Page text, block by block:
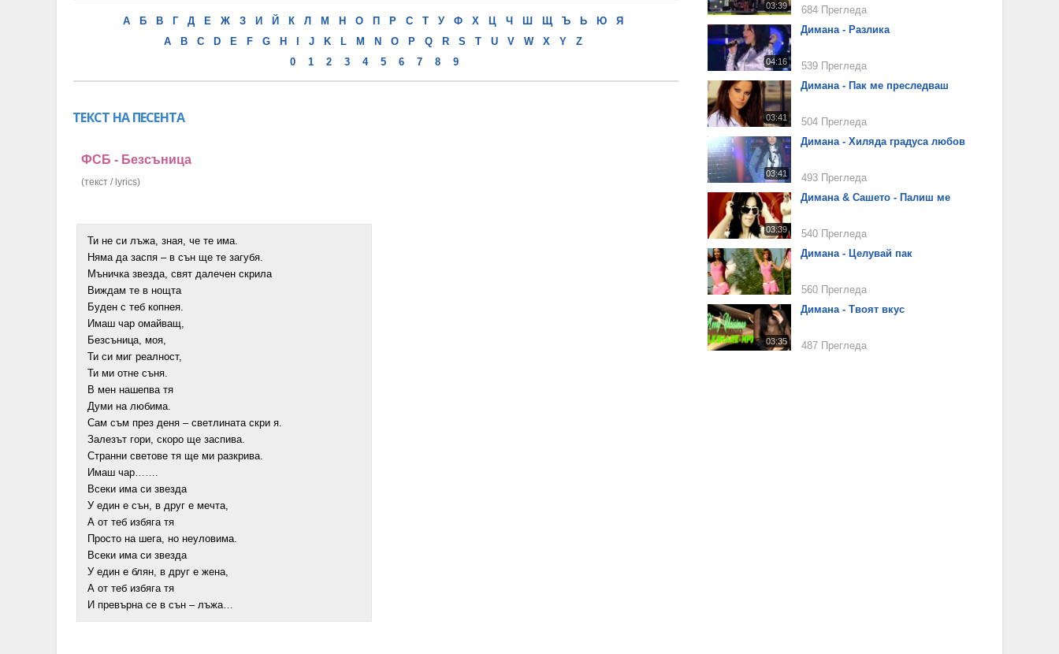
А Б В Г Д Е Ж З И Й К Л М Н О П Р С Т У Ф Х Ц Ч Ш Щ Ъ Ь Ю
Я
A
B C D E F G H J K L M N O P Q R S T U V W X Y
Z
0
1 2 3 4 5 6 7 8 9
ТЕКСТ НА ПЕСЕНТА
ФСБ - Безсъница
(текст / lyrics)
Ти не си лъжа, зная, че те има.
Няма да заспя – в сън ще те загубя.
Мъничка звезда, свят далечен скрила
Виждам те в нощта
Буден с теб копнея.
Имаш чар омайващ,
Безсъница, моя,
Ти си миг реалност,
Ти ми отне съня.
В мен нашепва тя
Думи на любима.
Сам съм през деня – светлината скри я.
Залезът гори, скоро ще заспива.
Странни светове тя ще ми разкрива.
Имаш чар…….
Всеки има си звезда
У един е сън, в друг е мечта,
А от теб избяга тя
Просто на шега, но неуловима.
Всеки има си звезда
У един е блян, в друг е жена,
А от теб избяга тя
И превърна се в сън – лъжа…
03:39
684 Прегледа
04:16
Димана - Разлика
539 Прегледа
03:41
Димана - Пак ме преследваш
504 Прегледа
03:41
Димана - Хиляда градуса любов
493 Прегледа
03:39
Димана & Сашето - Палиш ме
540 Прегледа
Димана - Целувай пак
560 Прегледа
03:35
Димана - Твоят вкус
487 Прегледа